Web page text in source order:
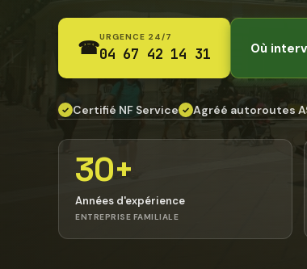
☎URGENCE 24/7
04 67 42 14 31 Où
✓ Certifié NF Service ✓ Agréé autoroutes
30+
Années d'expérience
ENTREPRISE FAMILIALE